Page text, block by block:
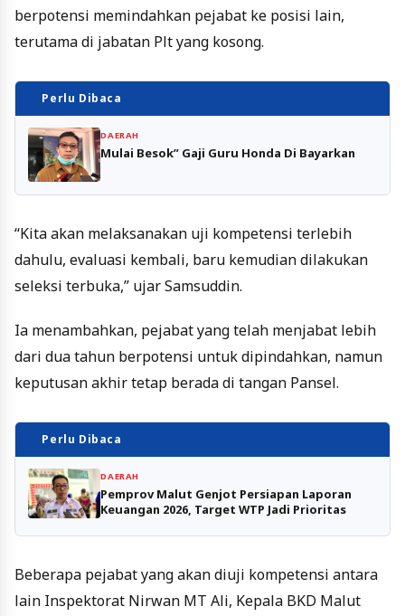
berpotensi memindahkan pejabat ke posisi lain,
terutama di jabatan Plt yang kosong.
Perlu Dibaca
DAERAH
Mulai Besok” Gaji Guru Honda Di Bayarkan
“Kita akan melaksanakan uji kompetensi terlebih
dahulu, evaluasi kembali, baru kemudian dilakukan
seleksi terbuka,” ujar Samsuddin.
Ia menambahkan, pejabat yang telah menjabat lebih
dari dua tahun berpotensi untuk dipindahkan, namun
keputusan akhir tetap berada di tangan Pansel.
Perlu Dibaca
DAERAH
Pemprov Malut Genjot Persiapan Laporan
Keuangan 2026, Target WTP Jadi Prioritas
Beberapa pejabat yang akan diuji kompetensi antara
lain Inspektorat Nirwan MT Ali, Kepala BKD Malut